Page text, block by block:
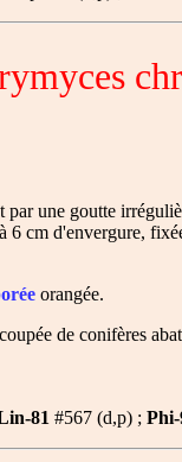
par une goutte
cm d'envergure,
orangée.
de conifères
81 #567 (d,p) ; Phi-